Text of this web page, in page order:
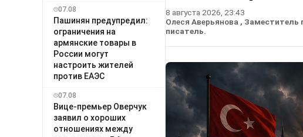
07.08
Пашинян предупредил:
ограничения на
армянские товары в
России могут
настроить жителей
против ЕАЭС
07.08
Вице-премьер Оверчук
заявил о хороших
отношениях между
8 августа 2026, 23:43
Олеся Аверьянова , Заместитель
писатель.